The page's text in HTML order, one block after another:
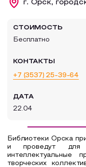
Аттестованные
Все маршруты
Доступная среда
г. Орск,
СТОИМОСТЬ
Бесплатно
КОНТАКТЫ
+7 (3537) 25-39-64
ДАТА
22.04
Библиотеки Орска
и проведут для
интеллектуальные
творческих